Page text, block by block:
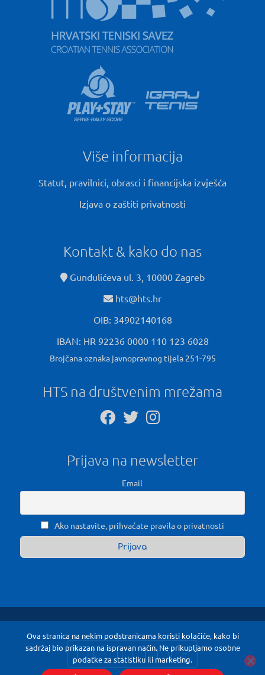
Više informacija
Statut, pravilnici, obrasci i financijska izvješća
Izjava o zaštiti privatnosti
Kontakt & kako do nas
Gundulićeva ul. 3, 10000 Zagreb
hts@hts.hr
OIB: 34902140168
IBAN: HR 92236 0000 110 123 6028
Brojčana oznaka javnopravnog tijela 251-795
HTS na društvenim mrežama
Prijava na newsletter
Email
Ako nastavite, prihvaćate pravila o privatnosti
Ova stranica na nekim podstranicama koristi kolačiće, kako bi
sadržaj bio prikazan na ispravan način. Ne prikupljamo osobne
podatke za statistiku ili marketing.